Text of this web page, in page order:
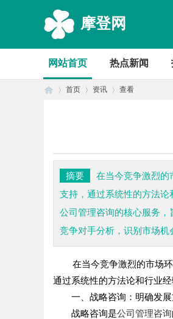
摩登网
网站首页 热点新闻
首页 资讯 查看
摘要
在当今竞争激烈的
支持，通过系统性的方法
公司管理咨询的核心服务，
竞争对手分析，识别市场机
在当今竞争激烈的市场
通过系统性的方法论和行业
一、战略咨询：明确发展
战略咨询是公司管理咨询